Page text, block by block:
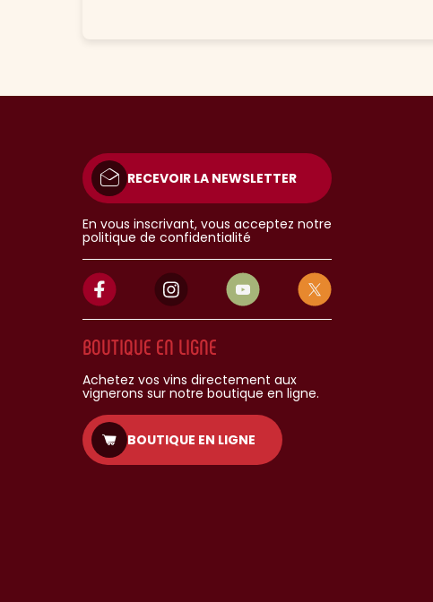
RECEVOIR LA NEWSLETTER
En vous inscrivant, vous acceptez notre
politique de confidentialité
BOUTIQUE EN LIGNE
Achetez vos vins directement aux
vignerons sur notre boutique en ligne.
BOUTIQUE EN LIGNE